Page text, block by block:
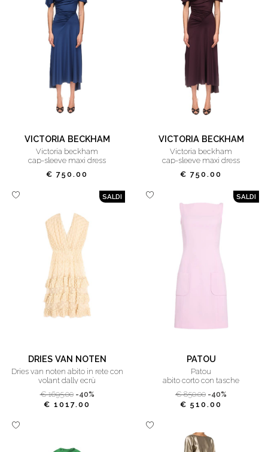
VICTORIA BECKHAM
victoria beckham
cap-sleeve maxi dress
€ 750.00
VICTORIA BECKHAM
victoria beckham
cap-sleeve maxi dress
€ 750.00
SALDI
DRIES VAN NOTEN
dries van noten abito in rete con
volant dally ecrù
€ 1695.00 -40%
€ 1017.00
SALDI
PATOU
patou
abito corto con tasche
€ 850.00 -40%
€ 510.00